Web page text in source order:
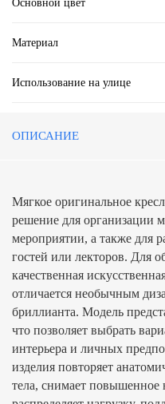
Основной цвет
Материал
Использование на улице
ОПИСАНИЕ
Мягкое оригинальное
решение для организации
мероприятии, а также для
гостей или лекторов. Для
качественная
отличается необычным
бриллианта. Модель
что позволяет выбрать
интерьера и личных
изделия повторяет
тела, снимает повышенное